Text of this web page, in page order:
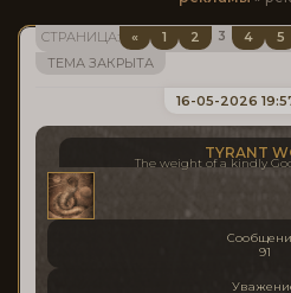
СТРАНИЦА: « 1 2 3 4 5
ТЕМА ЗАКРЫТА
16-05-2026
TYRANT
The weight of a kindly
91